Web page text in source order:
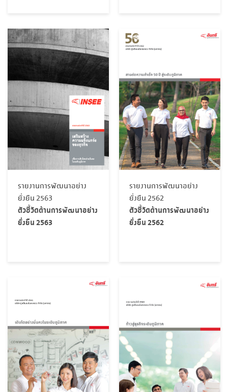
รายงานการพัฒนาอย่าง
ยั่งยืน 2563
ตัวชี้วัดด้านการพัฒนาอย่าง
ยั่งยืน 2563
รายงานการพัฒนาอย่าง
ยั่งยืน 2562
ตัวชี้วัดด้านการพัฒนาอย่าง
ยั่งยืน 2562